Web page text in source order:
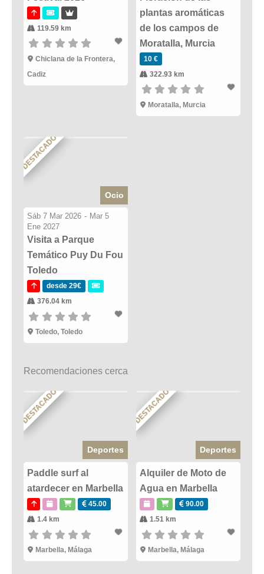
119.59 km
Chiclana de la Frontera,
Cadiz
plantas aromáticas
de los campos de
Moratalla, Murcia
10 €
322.93 km
Moratalla, Murcia
DESTACADO
Ocio
Sáb 7 Mar 2026 - Mar 5
Ene 2027
Visita a Parque
Temático Puy Du Fou
Toledo
desde 29€
376.04 km
Toledo, Toledo
Recomendaciones cerca
DESTACADO
Deportes
Paddle surf al
atardecer en Marbella
45.00
1.4 km
Marbella, Málaga
DESTACADO
Deportes
Alquiler de Moto de
Agua en Marbella
90.00
1.51 km
Marbella, Málaga